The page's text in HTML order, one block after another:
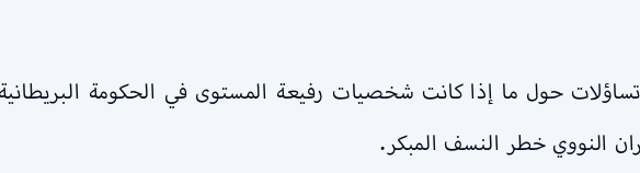
تساؤلات حول ما إذا كانت شخصيات رفيعة المستوى في الحكومة
النووي خطر النسف المبكر.